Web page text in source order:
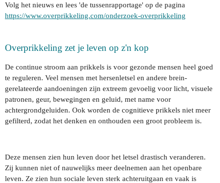
Volg het nieuws en lees 'de tussenrapportage' op de pagina
https://www.overprikkeling.com/onderzoek-overprikkeling
Overprikkeling zet je leven op z'n kop
De continue stroom aan prikkels is voor gezonde mensen heel goed
te reguleren. Veel mensen met hersenletsel en andere brein-
gerelateerde aandoeningen zijn extreem gevoelig voor licht, visuele
patronen, geur, bewegingen en geluid, met name voor
achtergrondgeluiden. Ook worden de cognitieve prikkels niet meer
gefilterd, zodat het denken en onthouden een groot probleem is.
Deze mensen zien hun leven door het letsel drastisch veranderen.
Zij kunnen niet of nauwelijks meer deelnemen aan het openbare
leven. Ze zien hun sociale leven sterk achteruitgaan en vaak is